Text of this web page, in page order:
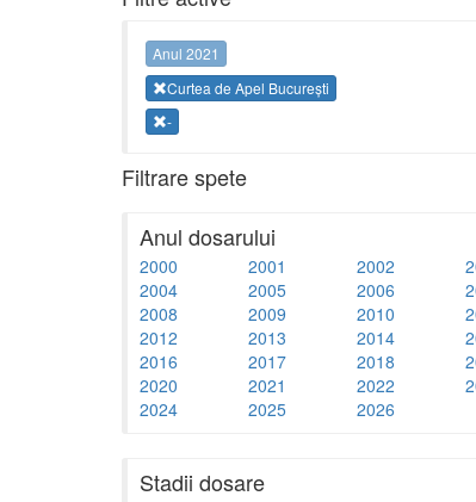
Anul 2021
Curtea de Apel București
-
Filtrare spete
Anul dosarului
2000 2001 2002
2004
2005 2006
2008
2009 2010
2012
2013 2014
2016
2017 2018
2020
2021 2022
2024
2025 2026
Stadii dosare